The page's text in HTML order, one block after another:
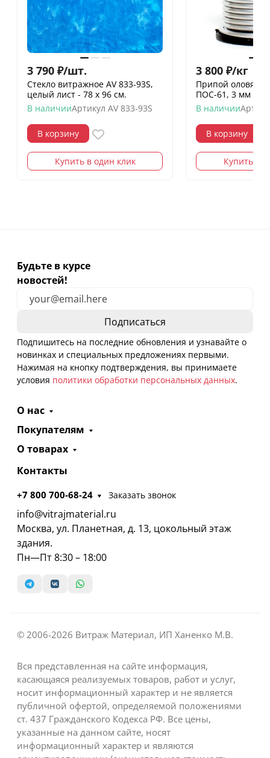
3 790 ₽/шт.
Стекло витражное AV 833-93S,
целый лист - 78 х 96 cм.
В наличииАртикул AV 833-93S
В корзину
Купить в один клик
3 800 ₽/кг
Припой
ПОС-61, 3 мм
В наличии
В корзину
Купить в
Будьте в курсе
новостей!
Подпишитесь на последние обновления и узнавайте о
новинках и специальных предложениях первыми.
Нажимая на кнопку подтверждения, вы принимаете
условия политики обработки персональных данных.
О нас
Покупателям
О товарах
Контакты
+7 800 700-68-24 Заказать звонок
info@vitrajmaterial.ru
Москва, ул. Планетная, д. 13, цокольный этаж
здания.
Пн—Пт 8:30 – 18:00
© 2006-2026 Витраж Материал, ИП Ханенко М.В.
Вся представленная на сайте информация,
касающаяся реализуемых товаров, работ и услуг,
носит информационный характер и не является
публичной офертой, определяемой положениями
ст. 437 Гражданского Кодекса РФ. Все цены,
указанные на данном сайте, носят
информационный характер и являются